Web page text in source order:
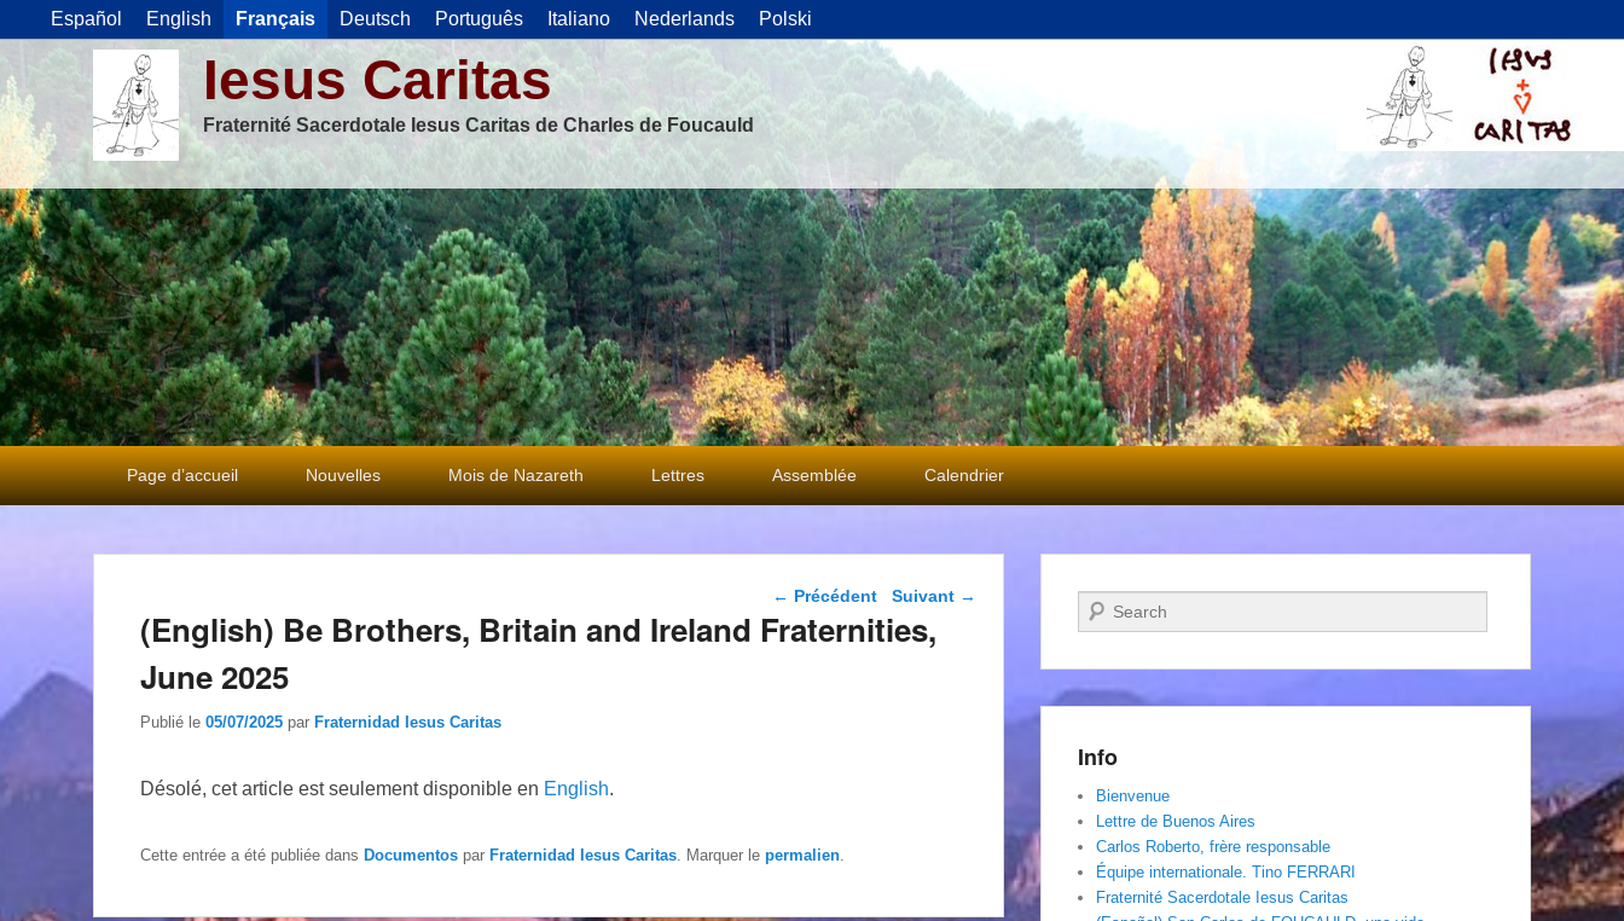
Español English Français Deutsch Português Italiano Nederlands Polski
Iesus Caritas
Fraternité Sacerdotale Iesus Caritas de Charles de Foucauld
Premier
menu
Page d’accueil Nouvelles Mois de Nazareth Lettres Assemblée Calendrier
Navigation dans les
← Précédent Suivant →
(English) Be Brothers, Britain and Ireland Fraternities,
June 2025
Publié le 05/07/2025 par Fraternidad Iesus Caritas
Désolé, cet article est seulement disponible en English.
Cette entrée a été publiée dans Documentos par Fraternidad Iesus Caritas . Marquer le permalien
Recherche
Info
Bienvenue
Lettre de Buenos Aires
Carlos Roberto, frère responsable
Équipe internationale. Tino FERRARI
Fraternité Sacerdotale Iesus Caritas